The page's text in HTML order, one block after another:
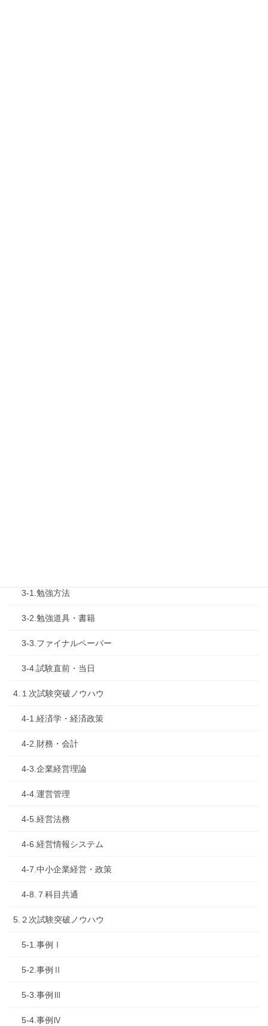
3-1.勉強方法
3-2.勉強道具・書籍
3-3.ファイナルペーパー
3-4.試験直前・当日
4.１次試験突破ノウハウ
4-1.経済学・経済政策
4-2.財務・会計
4-3.企業経営理論
4-4.運営管理
4-5.経営法務
4-6.経営情報システム
4-7.中小企業経営・政策
4-8.７科目共通
5.２次試験突破ノウハウ
5-1.事例Ⅰ
5-2.事例Ⅱ
5-3.事例Ⅲ
5-4.事例Ⅳ